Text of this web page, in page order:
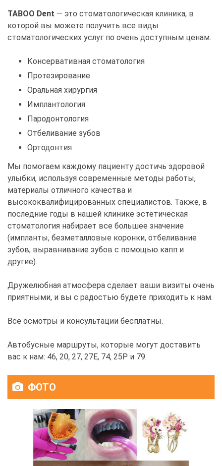
TABOO Dent — это стоматологическая клиника, в
которой вы можете получить все виды
стоматологических услуг по очень доступным ценам.
Консервативная стоматология
Протезирование
Оральная хирургия
Имплантология
Пародонтология
Отбеливание зубов
Ортодонтия
Мы помогаем каждому пациенту достичь здоровой
улыбки, используя современные методы работы,
материалы отличного качества и
высококвалифицированных специалистов. Также, в
последние годы в нашей клинике эстетическая
стоматология набирает все большее значение
(импланты, безметалловые коронки, отбеливание
зубов, выравнивание зубов с помощью капп и
другие).
Дружелюбная атмосфера сделает ваши визиты очень
приятными, и вы с радостью будете приходить к нам.
Все осмотры и консультации бесплатны.
Автобусные маршруты, которые могут доставить
вас к нам: 46, 20, 27, 27E, 74, 25P и 79.
ФОТО